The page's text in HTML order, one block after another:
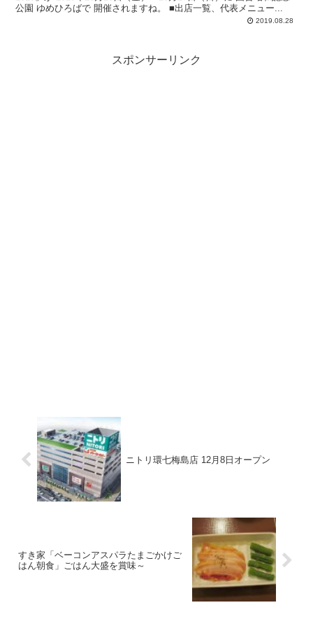
公園 ゆめひろばで 開催されますね。 ■出店一覧、代表メニュー...
2019.08.28
スポンサーリンク
ニトリ環七梅島店 12月8日オープン
すき家「ベーコンアスパラたまごかけご
はん朝食」ごはん大盛を賞味～